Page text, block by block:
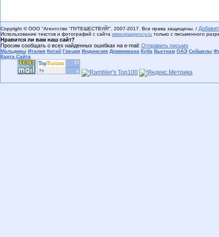
Copyright © ООО "Агентство "ПУТЕШЕСТВУЙ!", 2007-2017. Все права защищены. /
Использование текстов и фотографий с сайта www.ptsagency.ru только с письменного
Нравится ли вам наш сайт?
Просим сообщать о всех найденных ошибках на e-mail: Отправить письмо
Мальдивы Италия Китай Греция Индонезия Доминикана Куба Вьетнам ОАЭ Сейшелы
Карта Сайта